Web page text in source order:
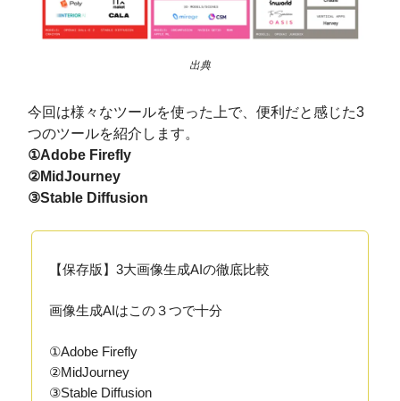
出典
今回は様々なツールを使った上で、便利だと感じた3
つのツールを紹介します。
①Adobe Firefly
②MidJourney
③Stable Diffusion
【保存版】3大画像生成AIの徹底比較
画像生成AIはこの３つで十分
①Adobe Firefly
②MidJourney
③Stable Diffusion